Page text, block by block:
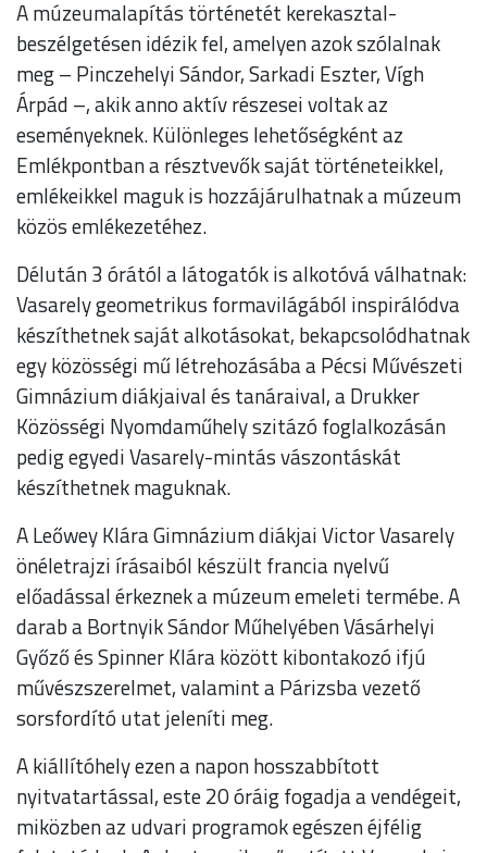
A múzeumalapítás történetét kerekasztal-
beszélgetésen idézik fel, amelyen azok szólalnak
meg – Pinczehelyi Sándor, Sarkadi Eszter, Vígh
Árpád –, akik anno aktív részesei voltak az
eseményeknek. Különleges lehetőségként az
Emlékpontban a résztvevők saját történeteikkel,
emlékeikkel maguk is hozzájárulhatnak a múzeum
közös emlékezetéhez.
Délután 3 órától a látogatók is alkotóvá válhatnak:
Vasarely geometrikus formavilágából inspirálódva
készíthetnek saját alkotásokat, bekapcsolódhatnak
egy közösségi mű létrehozásába a Pécsi Művészeti
Gimnázium diákjaival és tanáraival, a Drukker
Közösségi Nyomdaműhely szitázó foglalkozásán
pedig egyedi Vasarely-mintás vászontáskát
készíthetnek maguknak.
A Leőwey Klára Gimnázium diákjai Victor Vasarely
önéletrajzi írásaiból készült francia nyelvű
előadással érkeznek a múzeum emeleti termébe. A
darab a Bortnyik Sándor Műhelyében Vásárhelyi
Győző és Spinner Klára között kibontakozó ifjú
művészszerelmet, valamint a Párizsba vezető
sorsfordító utat jeleníti meg.
A kiállítóhely ezen a napon hosszabbított
nyitvatartással, este 20 óráig fogadja a vendégeit,
miközben az udvari programok egészen éjfélig